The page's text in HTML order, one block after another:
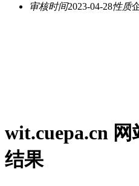
审核时间2023-04-28性质
wit.cuepa.cn
结果